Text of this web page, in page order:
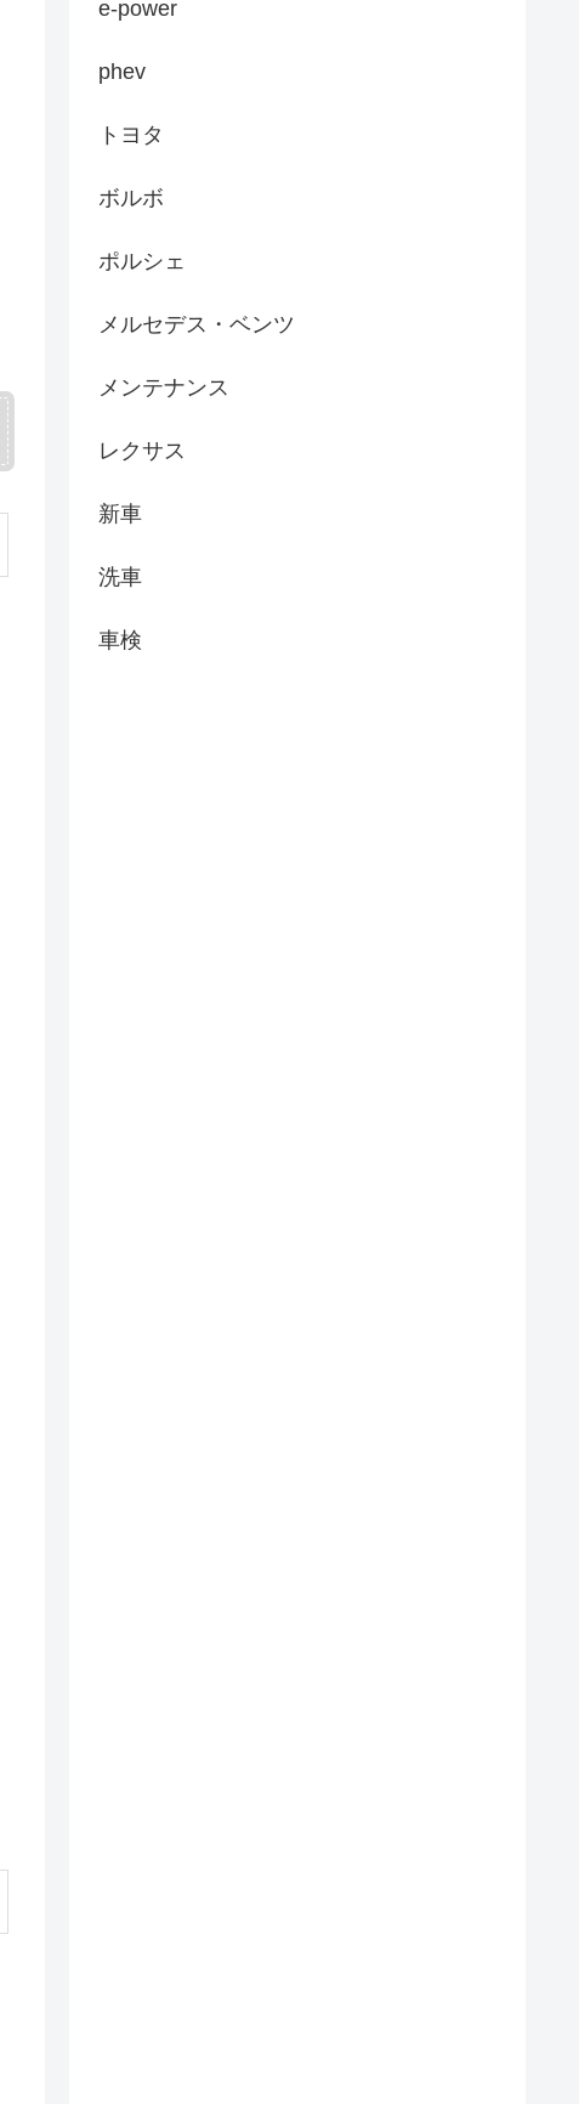
e-power
phev
トヨタ
ボルボ
ポルシェ
メルセデス・ベンツ
メンテナンス
レクサス
新車
洗車
車検